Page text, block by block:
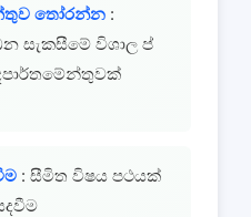
තෝරන්න :
සැකසීමේ විශාල ප්
: සීමිත විෂය පථයක්